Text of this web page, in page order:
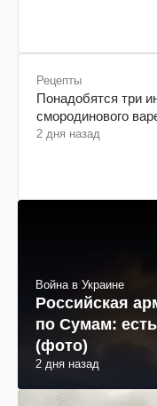
Рецепты
Понадобятся три
смородинового
2 дня назад
Война в Украине
Российская
по Сумам:
(фото)
2 дня назад